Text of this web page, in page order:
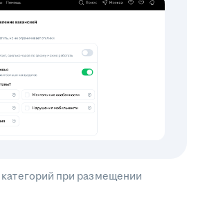
при размещении